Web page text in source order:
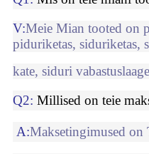
V:Meie Mian tooted on
piduriketas, siduriketas,
kate, siduri
Q2: Millised on teie
A:Maksetingimused